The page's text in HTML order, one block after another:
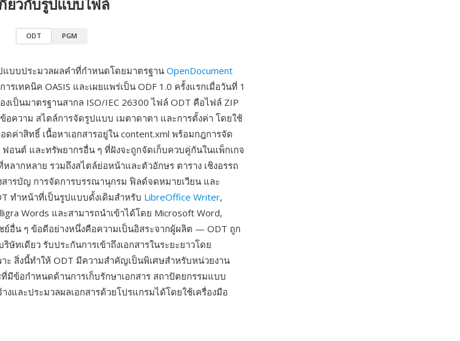
ODT PGM
แบบประมวลผลคำที่กำหนดโดยมาตรฐาน OpenDocument
เทคนิค OASIS และเผยแพร่เป็น ODF 1.0 ครั้งแรกเมื่อวันที่ 1
เป็นมาตรฐานสากล ISO/IEC 26300 ไฟล์ ODT คือไฟล์ ZIP
อความ สไตล์การจัดรูปแบบ เมตาดาตา และการตั้งค่า โดยใช้
ค่าสิทธิ์ เนื้อหาเอกสารอยู่ใน content.xml พร้อมกฎการจัด
อนต์ และทรัพยากรอื่น ๆ ที่ฝังจะถูกจัดเก็บควบคู่กันในแพ็กเกจ
ลากหลาย รวมถึงสไตล์ย่อหน้าและตัวอักษร ตาราง เชิงอรรถ
สารบัญ การจัดการบรรณานุกรม ฟิลด์จดหมายเวียน และ
ทำหน้าที่เป็นรูปแบบดั้งเดิมสำหรับ LibreOffice Writer,
Words และสามารถนำเข้าได้โดย Microsoft Word,
ย์อื่น ๆ ข้อดีอย่างหนึ่งคือความเป็นอิสระจากผู้ผลิต — ODT ถูก
ทเดียว รับประกันการเข้าถึงเอกสารในระยะยาวโดย
ะ สิ่งนี้ทำให้ ODT มีความสำคัญเป็นพิเศษสำหรับหน่วยงาน
มีข้อกำหนดด้านการเก็บรักษาเอกสาร สถาปัตยกรรมแบบ
งและประมวลผลเอกสารด้วยโปรแกรมได้โดยใช้เครื่องมือ